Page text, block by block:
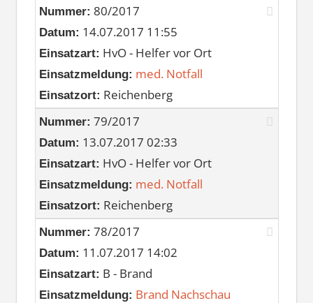
Nummer: 80/2017
Datum: 14.07.2017 11:55
Einsatzart: HvO - Helfer vor Ort
Einsatzmeldung: med. Notfall
Einsatzort: Reichenberg
Nummer: 79/2017
Datum: 13.07.2017 02:33
Einsatzart: HvO - Helfer vor Ort
Einsatzmeldung: med. Notfall
Einsatzort: Reichenberg
Nummer: 78/2017
Datum: 11.07.2017 14:02
Einsatzart: B - Brand
Einsatzmeldung: Brand Nachschau